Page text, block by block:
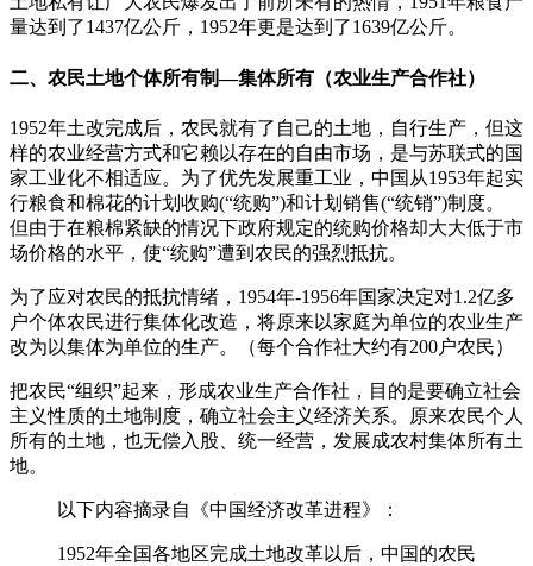
量达到了1437亿公斤，1952年更是达到了1639亿公斤。
二、农民土地个体所有制—集体所有（农业生产合作社）
1952年土改完成后，农民就有了自己的土地，自行生产，但这
样的农业经营方式和它赖以存在的自由市场，是与苏联式的国
家工业化不相适应。为了优先发展重工业，中国从1953年起实
行粮食和棉花的计划收购(“统购”)和计划销售(“统销”)制度。
但由于在粮棉紧缺的情况下政府规定的统购价格却大大低于市
场价格的水平，使“统购”遭到农民的强烈抵抗。
为了应对农民的抵抗情绪，1954年-1956年国家决定对1.2亿多
户个体农民进行集体化改造，将原来以家庭为单位的农业生产
改为以集体为单位的生产。（每个合作社大约有200户农民）
把农民“组织”起来，形成农业生产合作社，目的是要确立社会
主义性质的土地制度，确立社会主义经济关系。原来农民个人
所有的土地，也无偿入股、统一经营，发展成农村集体所有土
地。
以下内容摘录自《中国经济改革进程》：
1952年全国各地区完成土地改革以后，中国的农民